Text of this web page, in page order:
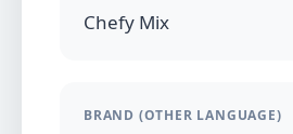
Chefy Mix
BRAND (OTHER LANGUAGE)